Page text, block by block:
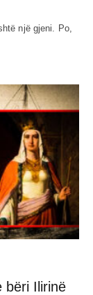
një gjeni. Po,
bëri Ilirinë